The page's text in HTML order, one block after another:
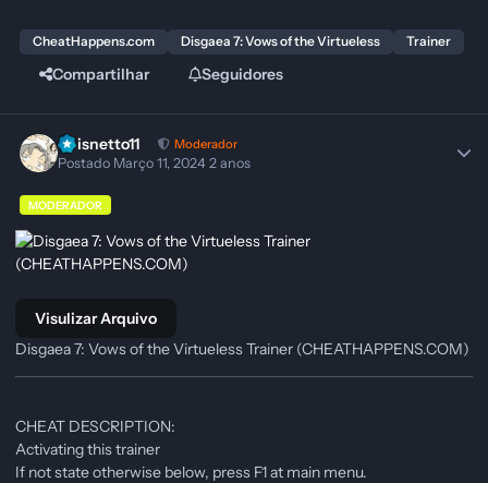
CheatHappens.com Disgaea 7: Vows of the Virtueless Trainer
Compartilhar Seguidores
Pbisnetto11 Moderador
Postado Março 11, 20242 anos
MODERADOR
Visulizar Arquivo
Disgaea 7: Vows of the Virtueless Trainer (CHEATHAPPENS.COM)
CHEAT DESCRIPTION:
Activating this trainer
If not state otherwise below, press F1 at main menu.